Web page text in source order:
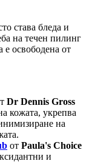
става бледа и
на течен пилинг
е освободена от
Dr Dennis Gross
кожата, укрепва
на
от Paula's Choice
и